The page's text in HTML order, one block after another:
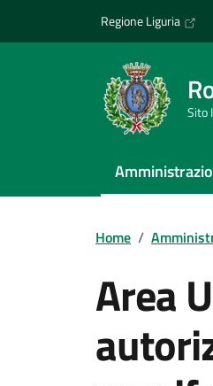
Regione Liguria
Sito
Home /
Area